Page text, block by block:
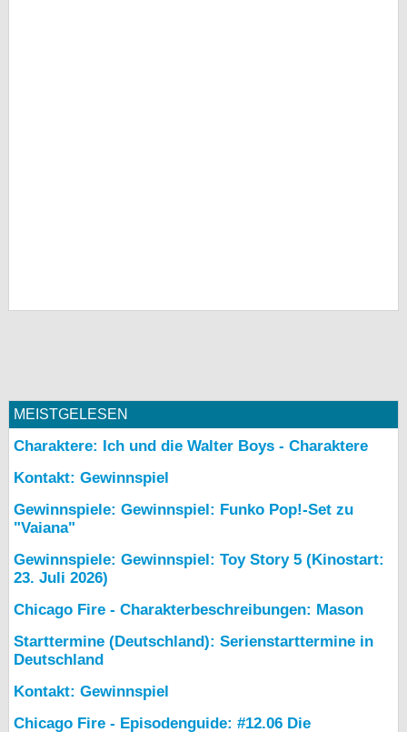
MEISTGELESEN
Charaktere: Ich und die Walter Boys - Charaktere
Kontakt: Gewinnspiel
Gewinnspiele: Gewinnspiel: Funko Pop!-Set zu
"Vaiana"
Gewinnspiele: Gewinnspiel: Toy Story 5 (Kinostart:
23. Juli 2026)
Chicago Fire - Charakterbeschreibungen: Mason
Starttermine (Deutschland): Serienstarttermine in
Deutschland
Kontakt: Gewinnspiel
Chicago Fire - Episodenguide: #12.06 Die